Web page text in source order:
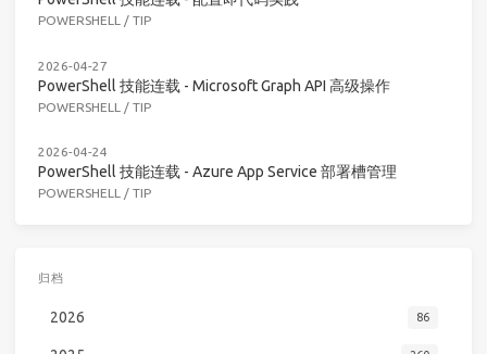
POWERSHELL / TIP
2026-04-27
PowerShell 技能连载 - Microsoft Graph API 高级操作
POWERSHELL / TIP
2026-04-24
PowerShell 技能连载 - Azure App Service 部署槽管理
POWERSHELL / TIP
归档
2026 86